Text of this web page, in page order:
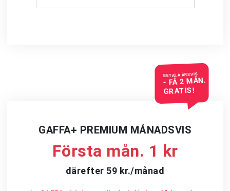
BETALA ÅRSVIS
- FÅ 2 MÅN.
GRATIS!
GAFFA+ PREMIUM MÅNADSVIS
Första mån. 1 kr
därefter 59 kr./månad